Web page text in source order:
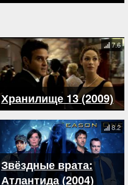
Хранилище 13 (2009)
7.6
Звёздные врата:
Атлантида (2004)
8.2